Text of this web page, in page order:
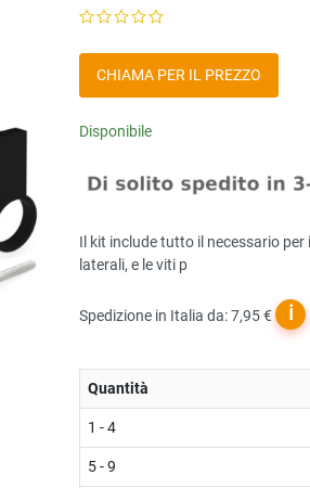
CHIAMA PER IL PREZZO
Disponibile
Il kit include tutto il necessario
laterali, e le viti p
Spedizione in Italia da: 7,95 € ℹ
Quantità
1 - 4
5 - 9